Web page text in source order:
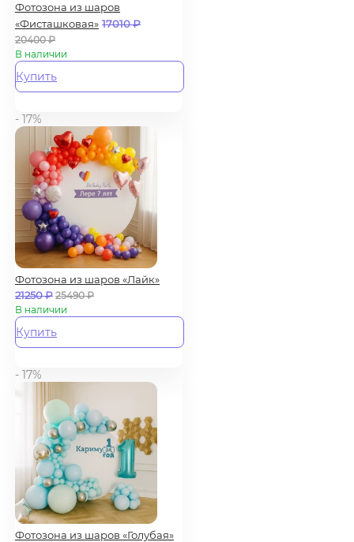
Фотозона из шаров
«Фисташковая» 17010₽
20400₽
В наличии
Купить
- 17%
Фотозона из шаров «Лайк»
21250₽ 25490₽
В наличии
Купить
- 17%
Фотозона из шаров «Голубая»